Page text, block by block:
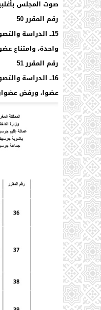
صوت المجلس بأغلبية أعضاءه الحاضرين
رقم المقرر 50
واحدة، وامتناع عضو عن
رقم المقرر 51
عضوا، ورفض عضوان)